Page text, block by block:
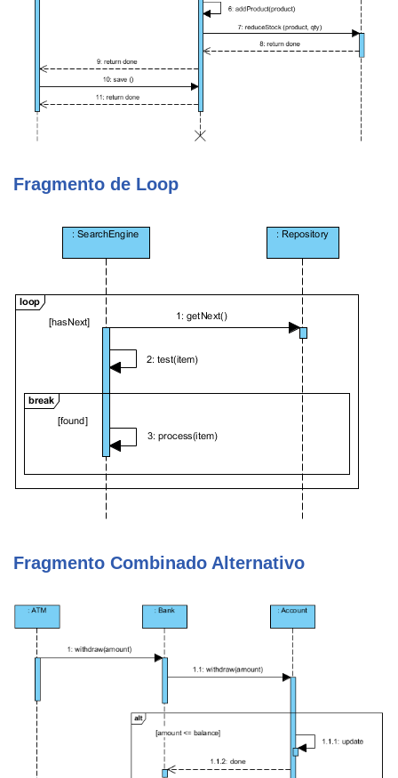
Fragmento de Loop
Fragmento Combinado Alternativo